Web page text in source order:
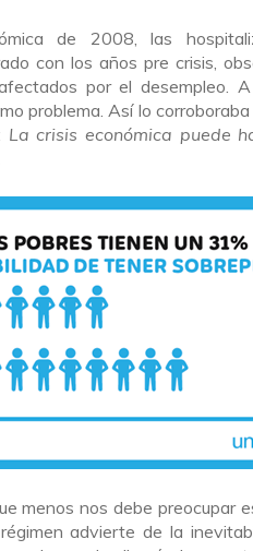
de 2008, las
con los años pre crisis,
por el desempleo.
problema. Así lo
La crisis económica puede
menos nos debe preocupar
advierte de la